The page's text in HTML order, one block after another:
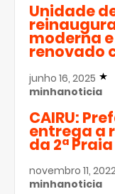
Unidade
moderna
renovado
junho 16, 2025
minhanoticia
CAIRU:
entrega a
da 2ª
novembro 11,
minhanoticia